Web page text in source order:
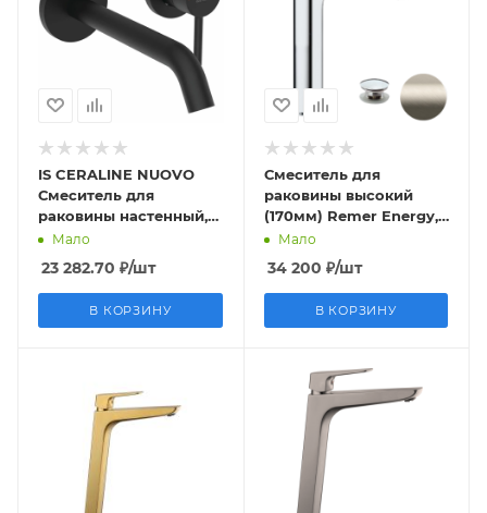
IS CERALINE NUOVO
Смеситель для
раковины настенный,
излив 180 мм, черный
Мало
23 282.70 ₽/шт
В КОРЗИНУ
Смеситель для
раковины высокий
(170мм) Remer Energy,
сталь
Мало
34 200 ₽/шт
В КОРЗИНУ